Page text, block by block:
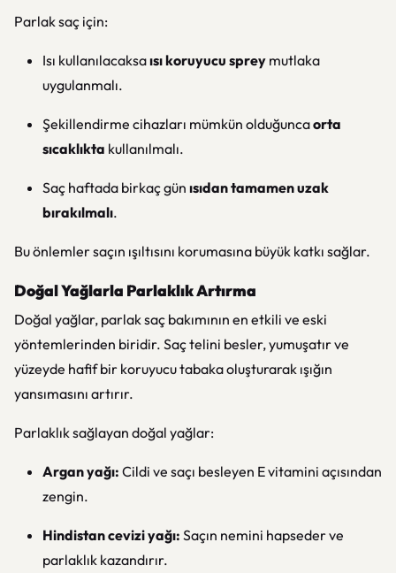
Parlak saç için:
Isı kullanılacaksaısı koruyucu sprey mutlaka
uygulanmalı.
Şekillendirme cihazları mümkün olduğuncaorta
sıcaklıkta kullanılmalı.
Saç haftada birkaç gün ısıdan tamamen uzak
bırakılmalı.
Bu önlemler saçın ışıltısını korumasına büyük katkı sağlar.
Doğal Yağlarla Parlaklık Artırma
Doğal yağlar, parlak saç bakımının en etkili ve eski
yöntemlerinden biridir. Saç telini besler, yumuşatır ve
yüzeyde hafif bir koruyucu tabaka oluşturarak ışığın
yansımasını artırır.
Parlaklık sağlayan doğal yağlar:
Argan yağı: Cildi ve saçı besleyen E vitamini açısından
zengin.
Hindistan cevizi yağı: Saçın nemini hapseder ve
parlaklık kazandırır.